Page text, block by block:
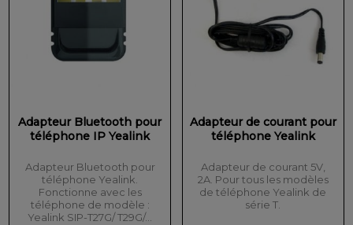
Adapteur Bluetooth pour
téléphone IP Yealink
Adapteur Bluetooth pour
téléphone Yealink.
Fonctionne avec les
téléphone de modèle :
Yealink SIP-T27G/ T29G/…
Adapteur de courant pour
téléphone Yealink
Adapteur de courant 5V,
2A. Pour tous les modèles
de téléphone Yealink de
série T.